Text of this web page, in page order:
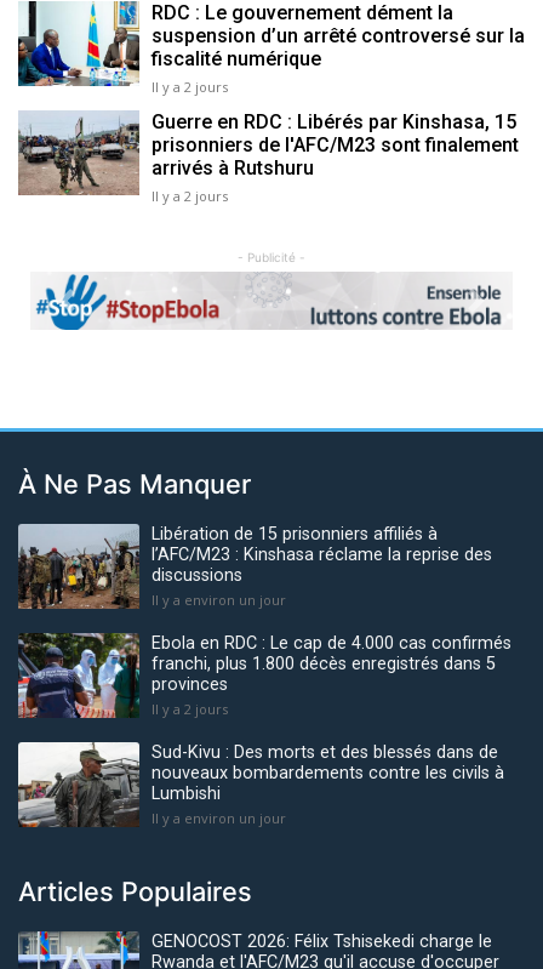
RDC : Le gouvernement dément la
suspension d’un arrêté controversé sur la
fiscalité numérique
Il y a 2 jours
Guerre en RDC : Libérés par Kinshasa, 15
prisonniers de l'AFC/M23 sont finalement
arrivés à Rutshuru
Il y a 2 jours
- Publicité -
Previous Next
À Ne Pas Manquer
Libération de 15 prisonniers affiliés à
l’AFC/M23 : Kinshasa réclame la reprise des
discussions
Il y a environ un jour
Ebola en RDC : Le cap de 4.000 cas confirmés
franchi, plus 1.800 décès enregistrés dans 5
provinces
Il y a 2 jours
Sud-Kivu : Des morts et des blessés dans de
nouveaux bombardements contre les civils à
Lumbishi
Il y a environ un jour
Articles Populaires
GENOCOST 2026: Félix Tshisekedi charge le
Rwanda et l'AFC/M23 qu'il accuse d'occuper